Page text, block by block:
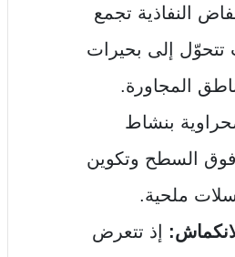
النفاذية تجمع
تتحوّل إلى بحيرات
المجاورة.
بنشاط
فوق السطح وتكوين
ملحية.
إذ تتعرض